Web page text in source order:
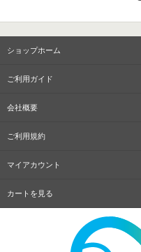
ショップホーム
ご利用ガイド
会社概要
ご利用規約
マイアカウント
カートを見る